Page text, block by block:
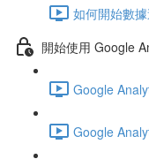
如何開始數
開始使用 Google
Google
Google